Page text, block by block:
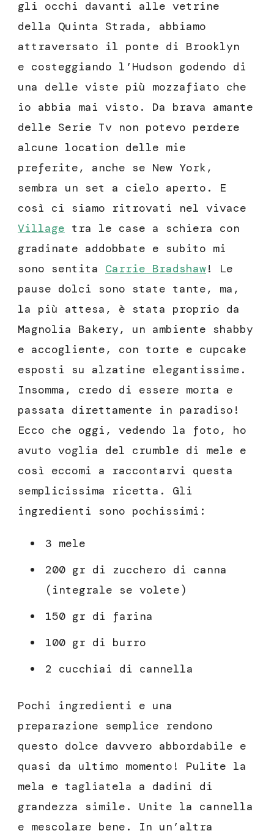
gli occhi davanti alle vetrine
della Quinta Strada, abbiamo
attraversato il ponte di Brooklyn
e costeggiando l’Hudson godendo di
una delle viste più mozzafiato che
io abbia mai visto. Da brava amante
delle Serie Tv non potevo perdere
alcune location delle mie
preferite, anche se New York,
sembra un set a cielo aperto. E
così ci siamo ritrovati nel vivace
Village tra le case a schiera con
gradinate addobbate e subito mi
sono sentita Carrie Bradshaw! Le
pause dolci sono state tante, ma,
la più attesa, è stata proprio da
Magnolia Bakery, un ambiente shabby
e accogliente, con torte e cupcake
esposti su alzatine elegantissime.
Insomma, credo di essere morta e
passata direttamente in paradiso!
Ecco che oggi, vedendo la foto, ho
avuto voglia del crumble di mele e
così eccomi a raccontarvi questa
semplicissima ricetta. Gli
ingredienti sono pochissimi:
3 mele
200 gr di zucchero di canna
(integrale se volete)
150 gr di farina
100 gr di burro
2 cucchiai di cannella
Pochi ingredienti e una
preparazione semplice rendono
questo dolce davvero abbordabile e
quasi da ultimo momento! Pulite la
mela e tagliatela a dadini di
grandezza simile. Unite la cannella
e mescolare bene. In un’altra